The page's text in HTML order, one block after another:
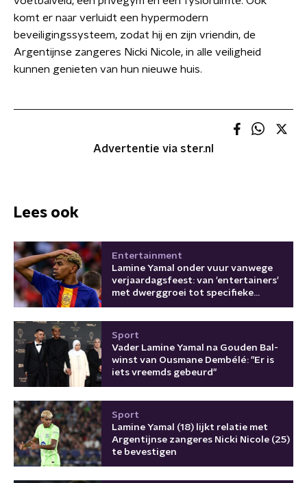
komt er naar verluidt een hypermodern
beveiligingssysteem, zodat hij en zijn vriendin, de
Argentijnse zangeres Nicki Nicole, in alle veiligheid
kunnen genieten van hun nieuwe huis.
Advertentie via ster.nl
Lees ook
Entertainment
Lamine Yamal onder vuur vanwege
verjaardagsfeest: van 'entertainers'
met dwerggroei tot specifieke
Sport
Vader Lamine Yamal na Gouden Bal-
winst van Ousmane Dembélé: "Er is
iets vreemds gebeurd"
Sport
Lamine Yamal (18) lijkt relatie met
Argentijnse zangeres Nicki Nicole (25)
te bevestigen